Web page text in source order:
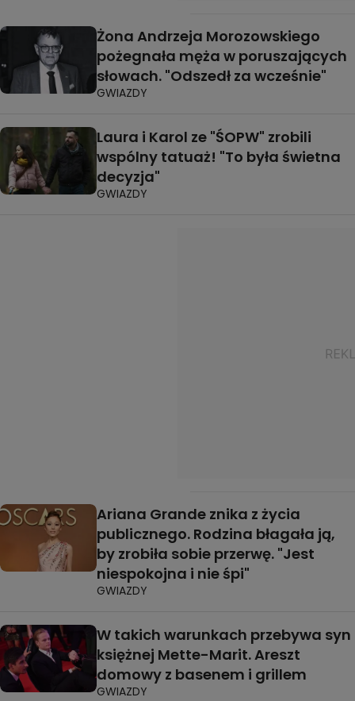
Żona Andrzeja Morozowskiego
pożegnała męża w poruszających
słowach. "Odszedł za wcześnie"
GWIAZDY
Laura i Karol ze "ŚOPW" zrobili
wspólny tatuaż! "To była świetna
decyzja"
GWIAZDY
Ariana Grande znika z życia
publicznego. Rodzina błagała ją,
by zrobiła sobie przerwę. "Jest
niespokojna i nie śpi"
GWIAZDY
W takich warunkach przebywa syn
księżnej Mette-Marit. Areszt
domowy z basenem i grillem
GWIAZDY